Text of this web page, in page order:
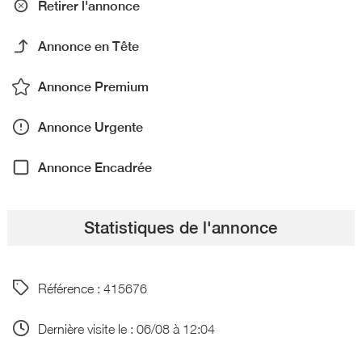
Retirer l'annonce
Annonce en Tête
Annonce Premium
Annonce Urgente
Annonce Encadrée
Statistiques de l'annonce
Référence : 415676
Dernière visite le : 06/08 à 12:04